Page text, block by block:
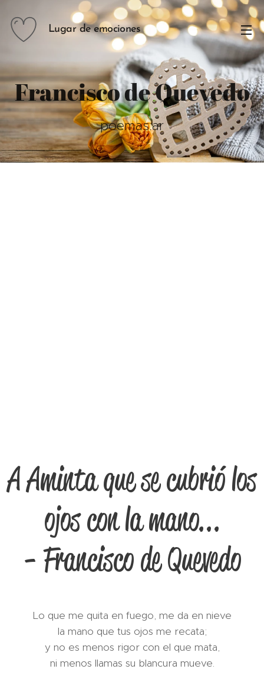
Lugar de emociones
Francisco de Quevedo
poemas.ar
A Aminta que se cubrió los
ojos con la mano...
- Francisco de Quevedo
Lo que me quita en fuego, me da en nieve
la mano que tus ojos me recata;
y no es menos rigor con el que mata,
ni menos llamas su blancura mueve.